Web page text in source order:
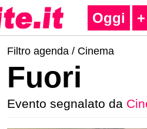
Oggi
Filtro agenda / Cinema
Fuori
Evento segnalato da